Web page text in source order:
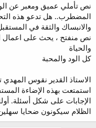
نص تأملي عميق ومعبر عن
المضطرب.. هل تدعو هذه
والانبساك والثقة في
نص منفتح ، يحث على اعمال
والحياة
كل الود والمحبة
الاستاذ القدير نقوس المهدي
استمتعت بهذه الإضاءة
الإجابات على شكل أسئلة.
الظلام سيكونون ضحايا